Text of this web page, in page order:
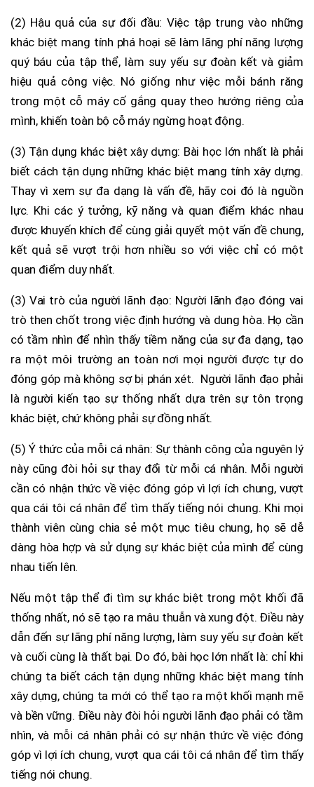
(2) Hậu quả của sự đối đầu: Việc tập trung vào những
khác biệt mang tính phá hoại sẽ làm lãng phí năng lượng
quý báu của tập thể, làm suy yếu sự đoàn kết và giảm
hiệu quả công việc. Nó giống như việc mỗi bánh răng
trong một cỗ máy cố gắng quay theo hướng riêng của
mình, khiến toàn bộ cỗ máy ngừng hoạt động.
(3) Tận dụng khác biệt xây dựng: Bài học lớn nhất là phải
biết cách tận dụng những khác biệt mang tính xây dựng.
Thay vì xem sự đa dạng là vấn đề, hãy coi đó là nguồn
lực. Khi các ý tưởng, kỹ năng và quan điểm khác nhau
được khuyến khích để cùng giải quyết một vấn đề chung,
kết quả sẽ vượt trội hơn nhiều so với việc chỉ có một
quan điểm duy nhất.
(3) Vai trò của người lãnh đạo: Người lãnh đạo đóng vai
trò then chốt trong việc định hướng và dung hòa. Họ cần
có tầm nhìn để nhìn thấy tiềm năng của sự đa dạng, tạo
ra một môi trường an toàn nơi mọi người được tự do
đóng góp mà không sợ bị phán xét. Người lãnh đạo phải
là người kiến tạo sự thống nhất dựa trên sự tôn trọng
khác biệt, chứ không phải sự đồng nhất.
(5) Ý thức của mỗi cá nhân: Sự thành công của nguyên lý
này cũng đòi hỏi sự thay đổi từ mỗi cá nhân. Mỗi người
cần có nhận thức về việc đóng góp vì lợi ích chung, vượt
qua cái tôi cá nhân để tìm thấy tiếng nói chung. Khi mọi
thành viên cùng chia sẻ một mục tiêu chung, họ sẽ dễ
dàng hòa hợp và sử dụng sự khác biệt của mình để cùng
nhau tiến lên.
Nếu một tập thể đi tìm sự khác biệt trong một khối đã
thống nhất, nó sẽ tạo ra mâu thuẫn và xung đột. Điều này
dẫn đến sự lãng phí năng lượng, làm suy yếu sự đoàn kết
và cuối cùng là thất bại. Do đó, bài học lớn nhất là: chỉ khi
chúng ta biết cách tận dụng những khác biệt mang tính
xây dựng, chúng ta mới có thể tạo ra một khối mạnh mẽ
và bền vững. Điều này đòi hỏi người lãnh đạo phải có tầm
nhìn, và mỗi cá nhân phải có sự nhận thức về việc đóng
góp vì lợi ích chung, vượt qua cái tôi cá nhân để tìm thấy
tiếng nói chung.